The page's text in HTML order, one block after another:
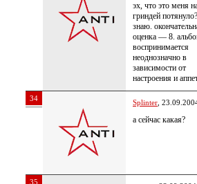
эх, что это меня
гриндей
знаю.
оценка — 8.
воспринимается
неоднозначно в
зависимости от
настроения и
34 Splinter ,
а сейчас какая?
35